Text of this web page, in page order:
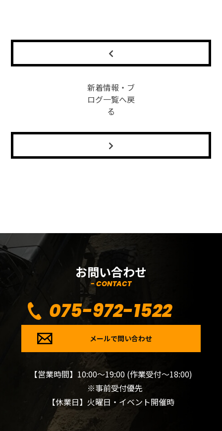
新着情報・ブ
ログ一覧へ戻
る
お問い合わせ
- CONTACT
075-972-1522
メールで問い合わせ
【営業時間】10:00～19:00 (作業受付～18:00)
※事前受付優先
【休業日】火曜日・イベント開催時